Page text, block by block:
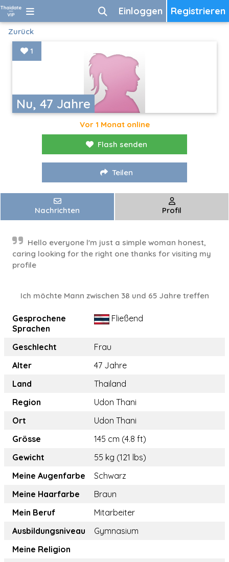
Registrieren
Einloggen
Zurück
Nu, 47 Jahre
1
Vor 1 Monat online
Flash senden
Teilen
Nachrichten Profil
Hello everyone l'm just a simple woman honest,
caring looking for the right one thanks for visiting my
profile
Ich möchte Mann zwischen 38 und 65 Jahre treffen
Gesprochene
Sprachen
Fließend
Geschlecht
Frau
Alter
47 Jahre
Land
Thailand
Region
Udon Thani
Ort
Udon Thani
Grösse
145 cm (4.8 ft)
Gewicht
55 kg (121 lbs)
Meine Augenfarbe
Schwarz
Meine Haarfarbe
Braun
Mein Beruf
Mitarbeiter
Ausbildungsniveau
Gymnasium
Meine Religion